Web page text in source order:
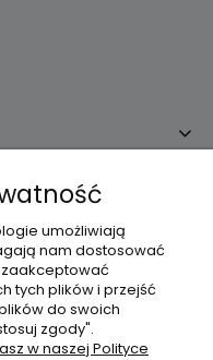
umożliwiają
nam dostosować
zaakceptować
tych plików i przejść
do swoich
zgody".
w naszej Polityce